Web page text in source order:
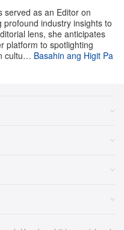
mahigit $100 milyon
true-crime saga
nalulutas.
Grab at the
mula sa
agad na binili ng
tindahan ngayong
served as an Editor on
industry insights to
lens, she anticipates
platform to spotlighting
cultu… Basahin ang Higit Pa